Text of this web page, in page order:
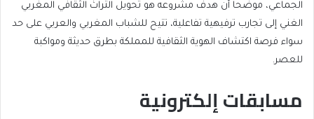
الجماعي، موضحا أن هدف مشروعه هو تحويل التراث الثقافي المغربي
الغني إلى تجارب ترفيهية تفاعلية، تتيح للشباب المغربي والعربي على حد
سواء فرصة اكتشاف الهوية الثقافية للمملكة بطرق حديثة ومواكبة
للعصر.
مسابقات إلكترونية